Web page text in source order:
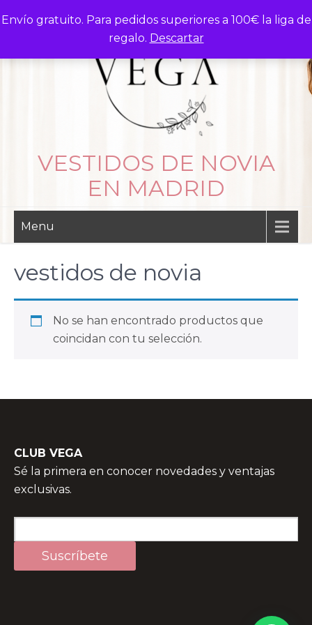
Envío gratuito. Para pedidos superiores a 100€ la liga de
regalo. Descartar
to
VESTIDOS DE NOVIA
EN MADRID
Menu
vestidos de novia
No se han encontrado productos que
coincidan con tu selección.
CLUB VEGA
Sé la primera en conocer novedades y ventajas
exclusivas.